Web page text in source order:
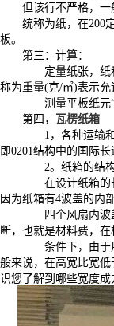
但该行不严格，一
统称为纸，在200
板。
第三：计算：
定量纸张，纸和
称为重量(克/㎡)表示允
测量平板纸元“
第四， 瓦楞纸箱
1，各种运输和
即0201结构中的国际长
2。纸箱的结
在设计纸箱的长
因为纸箱有4波盖的内
四个风扇内波盖
断，也就是材料费，
条件下，由于用
般来说，在高宽比宽
识您了解到哪些宽度成